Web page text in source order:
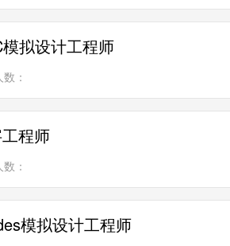
拟设计工程师
：
程师
：
模拟设计工程师